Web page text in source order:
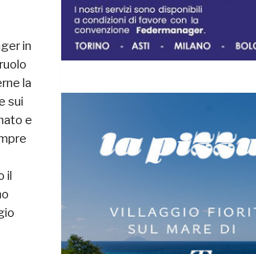
in
la
sui
e
il